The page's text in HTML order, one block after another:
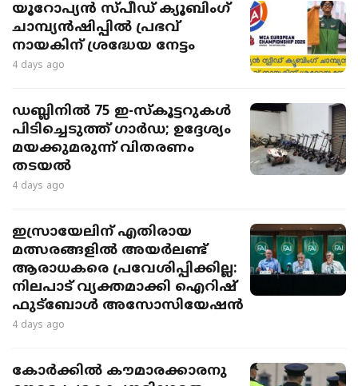
യൂറോപ്യൻ സ്പീഡ് ക്യൂബിംഗ്
ചാമ്പ്യൻഷിപ്പിൽ പ്രഭവ്
നായകിന് ശ്രദ്ധേയ നേട്ടം
4 days ago
ഡബ്ലിനിൽ 75 ഇ-സ്കൂട്ടറുകൾ
പിടിച്ചെടുത്ത് ഗാർഡ; ഉദ്ദേശ്യം
മയക്കുമരുന്ന് വിതരണം
തടയൽ
4 days ago
ഇസ്രായേലിന് എതിരായ
മത്സരങ്ങളിൽ അയർലണ്ട്
ആരാധകരെ പ്രവേശിപ്പിക്കില്ല:
നിലപാട് വ്യക്തമാക്കി ഐറിഷ്
ഫുട്ബോൾ അസോസിയേഷൻ
4 days ago
കോർക്കിൽ കൗമാരക്കാരനു